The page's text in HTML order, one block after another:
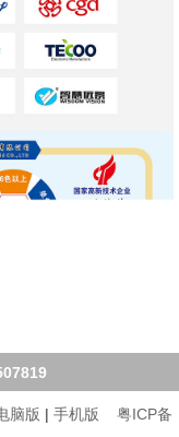
脑版 | 手机版
粤ICP备